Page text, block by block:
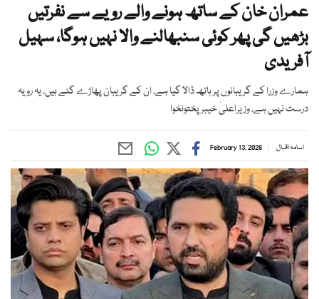
عمران خان کے ساتھ ہونے والے رویے سے نفرتیں
بڑھیں گی پھر کوئی سنبھالنے والا نہیں ہوگا، سہیل
آفریدی
ہمارے وزرا کے گریبانوں پر ہاتھ ڈالا گیا ہے، ان کے گریبان پھاڑے گئے ہیں، یہ رویہ
درست نہیں ہے، وزیراعلیٰ خیبرپختونخوا
اسامہ اقبال February 13, 2026